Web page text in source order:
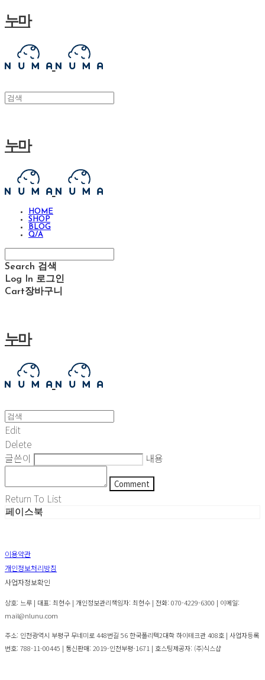
누마
누마
HOME
SHOP
BLOG
Q/A
Search 검색
Log In 로그인
Cart장바구니
누마
Edit
Delete
글쓴이
내용
Comment
Return To List
페이스북
이용약관
개인정보처리방침
사업자정보확인
상호: 느루 | 대표: 최현수 | 개인정보관리책임자: 최현수 | 전화: 070-4229-6300 | 이메일:
mail@nlunu.com
주소: 인천광역시 부평구 무네미로 448번길 56 한국폴리텍2대학 하이테크관 408호 | 사업자등록
번호: 788-11-00445 | 통신판매: 2019-인천부평-1671 | 호스팅제공자: (주)식스샵